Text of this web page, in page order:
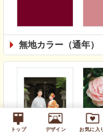
トップ デザイン お気に入
無地カラー（通年）